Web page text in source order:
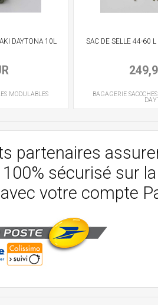
DAYTONA 10L
MODULABLES
SAC DE SELLE 44-60
BAGAGERIE
partenaires
sécurisé sur
votre compte